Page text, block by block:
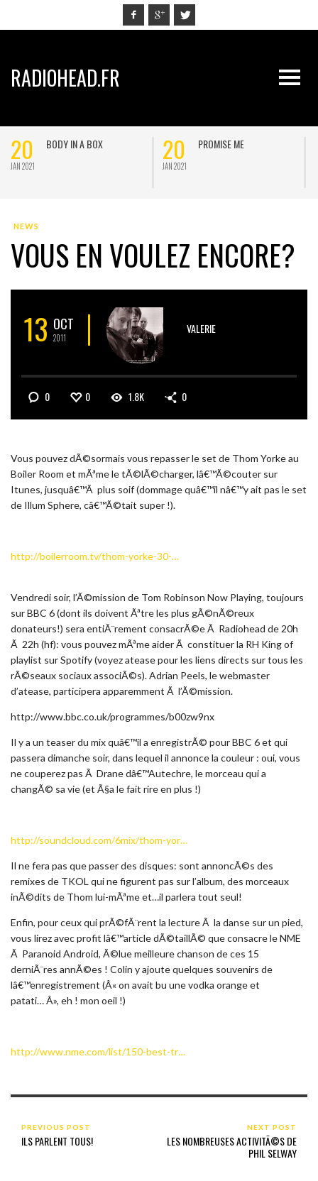
RADIOHEAD.FR
20
JAN 2021
BODY IN A BOX 20
JAN 2021
PROMISE ME
NEWS
VOUS EN VOULEZ ENCORE?
13 OCT
2011
VALERIE
0 0 1.8K 0
Vous pouvez dÃ©sormais vous repasser le set de Thom Yorke au
Boiler Room et mÃªme le tÃ©lÃ©charger, lâ€™Ã©couter sur
Itunes, jusquâ€™Ã plus soif (dommage quâ€™il nâ€™y ait pas le set
de Illum Sphere, câ€™Ã©tait super !).
http://boilerroom.tv/thom-yorke-30-…
Vendredi soir, l’Ã©mission de Tom Robinson Now Playing, toujours
sur BBC 6 (dont ils doivent Ãªtre les plus gÃ©nÃ©reux
donateurs!) sera entiÃ¨rement consacrÃ©e Ã Radiohead de 20h
Ã 22h (hf): vous pouvez mÃªme aider Ã constituer la RH King of
playlist sur Spotify (voyez atease pour les liens directs sur tous les
rÃ©seaux sociaux associÃ©s). Adrian Peels, le webmaster
d’atease, participera apparemment Ã l’Ã©mission.
http://www.bbc.co.uk/programmes/b00zw9nx
Il y a un teaser du mix quâ€™il a enregistrÃ© pour BBC 6 et qui
passera dimanche soir, dans lequel il annonce la couleur : oui, vous
ne couperez pas Ã Drane dâ€™Autechre, le morceau qui a
changÃ© sa vie (et Ã§a le fait rire en plus !)
http://soundcloud.com/6mix/thom-yor…
Il ne fera pas que passer des disques: sont annoncÃ©s des
remixes de TKOL qui ne figurent pas sur l’album, des morceaux
inÃ©dits de Thom lui-mÃªme et…il parlera tout seul!
Enfin, pour ceux qui prÃ©fÃ¨rent la lecture Ã la danse sur un pied,
vous lirez avec profit lâ€™article dÃ©taillÃ© que consacre le NME
Ã Paranoid Android, Ã©lue meilleure chanson de ces 15
derniÃ¨res annÃ©es ! Colin y ajoute quelques souvenirs de
lâ€™enregistrement (Â« on avait bu une vodka orange et
patati… Â», eh ! mon oeil !)
http://www.nme.com/list/150-best-tr…
PREVIOUS POST
ILS PARLENT TOUS!
NEXT POST
LES NOMBREUSES ACTIVITÃ©S DE
PHIL SELWAY